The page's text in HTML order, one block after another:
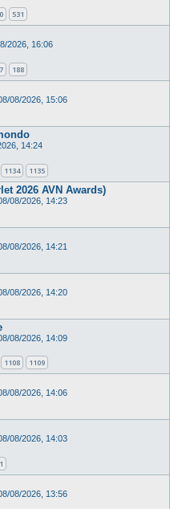
531
2026, 16:06
188
08/2026, 15:06
14:24
1134 1135
2026 AVN Awards)
08/2026, 14:23
08/2026, 14:21
08/2026, 14:20
08/2026, 14:09
1108 1109
08/2026, 14:06
08/2026, 14:03
08/2026, 13:56